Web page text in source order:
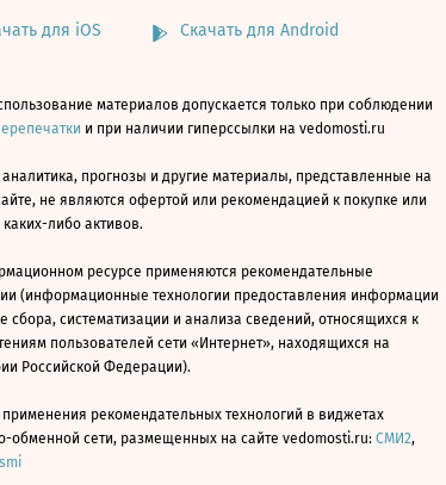
для iOS Скачать для Android
материалов допускается только при соблюдении
и при наличии гиперссылки на vedomosti.ru
аналитика, прогнозы и другие материалы, представленные на
не являются офертой или рекомендацией к покупке или
либо активов.
ресурсе применяются рекомендательные
(информационные технологии предоставления информации
сбора, систематизации и анализа сведений, относящихся к
пользователей сети «Интернет», находящихся на
Российской Федерации).
рекомендательных технологий в виджетах
обменной сети, размещенных на сайте vedomosti.ru: СМИ2,